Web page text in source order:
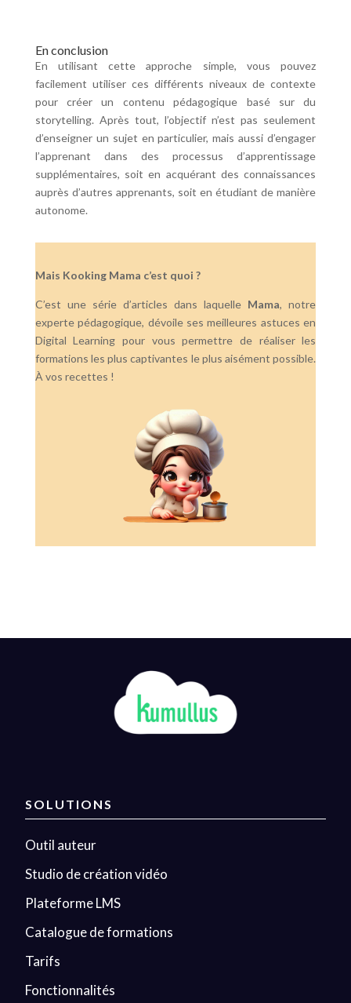
En conclusion
En utilisant cette approche simple, vous pouvez
facilement utiliser ces différents niveaux de contexte
pour créer un contenu pédagogique basé sur du
storytelling. Après tout, l’objectif n’est pas seulement
d’enseigner un sujet en particulier, mais aussi d’engager
l’apprenant dans des processus d’apprentissage
supplémentaires, soit en acquérant des connaissances
auprès d’autres apprenants, soit en étudiant de manière
autonome.
Mais Kooking Mama c’est quoi ?
C’est une série d’articles dans laquelle Mama, notre
experte pédagogique, dévoile ses meilleures astuces en
Digital Learning pour vous permettre de réaliser les
formations les plus captivantes le plus aisément possible.
À vos recettes !
SOLUTIONS
Outil auteur
Studio de création vidéo
Plateforme LMS
Catalogue de formations
Tarifs
Fonctionnalités